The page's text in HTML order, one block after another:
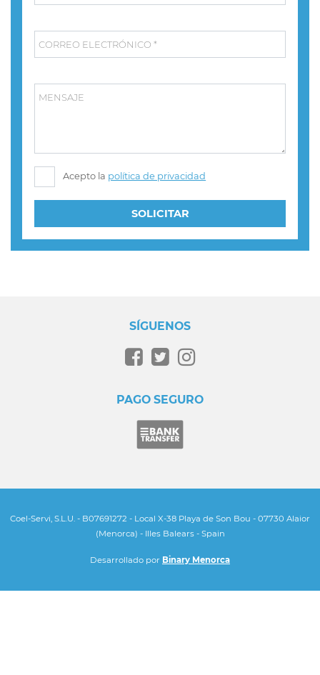
CORREO ELECTRÓNICO *
MENSAJE
Acepto la política de privacidad
SOLICITAR
SÍGUENOS
PAGO SEGURO
Coel-Servi, S.L.U. - B07691272 - Local X-38 Playa de Son Bou - 07730 Alaior
(Menorca) - Illes Balears - Spain
Desarrollado por Binary Menorca